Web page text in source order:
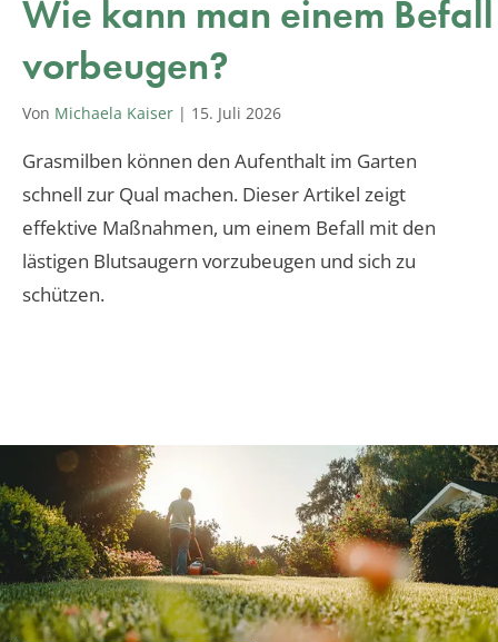
Wie kann man einem Befall
vorbeugen?
Von Michaela Kaiser | 15. Juli 2026
Grasmilben können den Aufenthalt im Garten
schnell zur Qual machen. Dieser Artikel zeigt
effektive Maßnahmen, um einem Befall mit den
lästigen Blutsaugern vorzubeugen und sich zu
schützen.